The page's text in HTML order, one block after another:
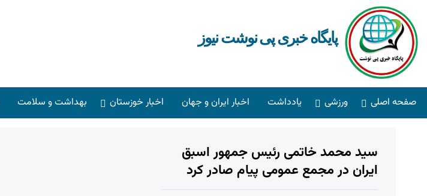
پایگاه خبری پی نوشت نیوز
صفحه اصلی ورزشی یادداشت اخبار ایران و جهان اخبار خوزستان بهداشت و سلامت
سید محمد خاتمی رئیس جمهور اسبق
ایران در مجمع عمومی پیام صادر کرد